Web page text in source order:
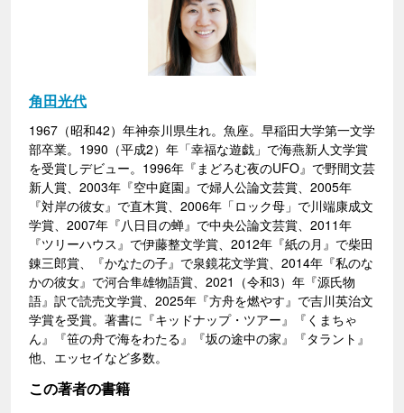
角田光代
1967（昭和42）年神奈川県生れ。魚座。早稲田大学第一文学
部卒業。1990（平成2）年「幸福な遊戯」で海燕新人文学賞
を受賞しデビュー。1996年『まどろむ夜のUFO』で野間文芸
新人賞、2003年『空中庭園』で婦人公論文芸賞、2005年
『対岸の彼女』で直木賞、2006年「ロック母」で川端康成文
学賞、2007年『八日目の蝉』で中央公論文芸賞、2011年
『ツリーハウス』で伊藤整文学賞、2012年『紙の月』で柴田
錬三郎賞、『かなたの子』で泉鏡花文学賞、2014年『私のな
かの彼女』で河合隼雄物語賞、2021（令和3）年『源氏物
語』訳で読売文学賞、2025年『方舟を燃やす』で吉川英治文
学賞を受賞。著書に『キッドナップ・ツアー』『くまちゃ
ん』『笹の舟で海をわたる』『坂の途中の家』『タラント』
他、エッセイなど多数。
この著者の書籍